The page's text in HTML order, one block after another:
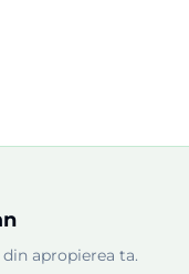
apropierea ta.